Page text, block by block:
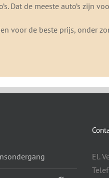
Dat de meeste auto’s zijn
voor de beste prijs, onder
El.